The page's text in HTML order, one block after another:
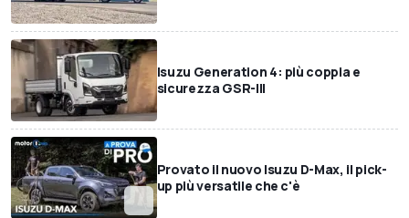
Isuzu Generation 4: più coppia e
sicurezza GSR-III
Provato il nuovo Isuzu D-Max, il pick-
up più versatile che c'è